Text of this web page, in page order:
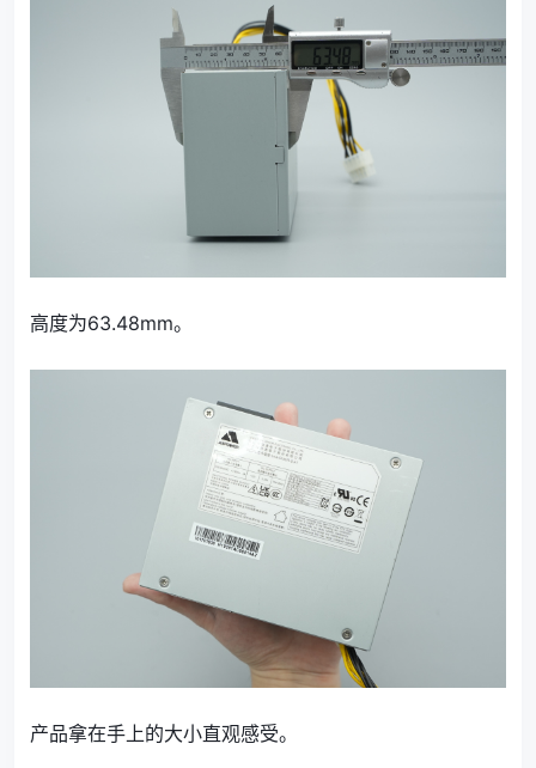
高度为63.48mm。
产品拿在手上的大小直观感受。